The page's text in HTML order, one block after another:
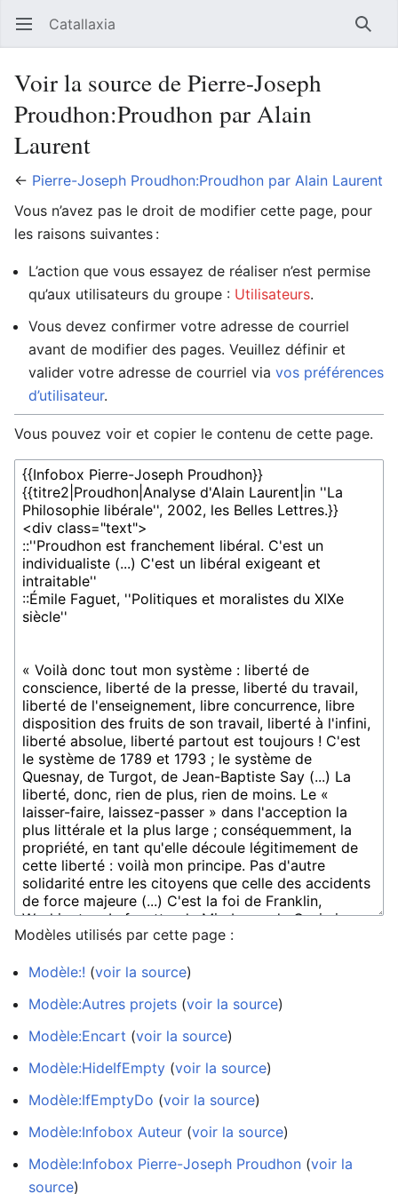
Ouvrir le menu principal Catallaxia
Voir la source de Pierre-Joseph
Proudhon:Proudhon par Alain
Laurent
← Pierre-Joseph Proudhon:Proudhon par Alain Laurent
Vous n’avez pas le droit de modifier cette page, pour
les raisons suivantes :
L’action que vous essayez de réaliser n’est permise
qu’aux utilisateurs du groupe : Utilisateurs.
Vous devez confirmer votre adresse de courriel
avant de modifier des pages. Veuillez définir et
valider votre adresse de courriel via vos préférences
d’utilisateur.
Vous pouvez voir et copier le contenu de cette page.
Modèles utilisés par cette page :
Modèle:! (voir la source)
Modèle:Autres projets (voir la source)
Modèle:Encart (voir la source)
Modèle:HideIfEmpty (voir la source)
Modèle:IfEmptyDo (voir la source)
Modèle:Infobox Auteur (voir la source)
Modèle:Infobox Pierre-Joseph Proudhon (voir la
source)